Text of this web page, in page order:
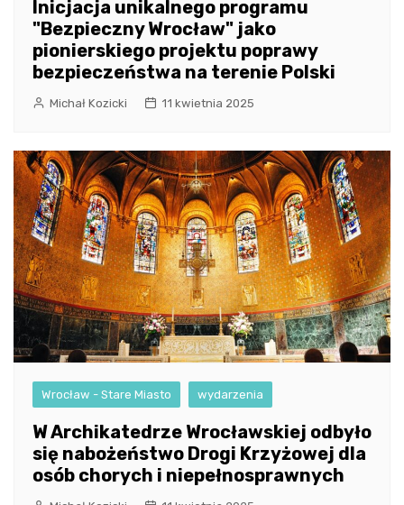
Inicjacja unikalnego programu
"Bezpieczny Wrocław" jako
pionierskiego projektu poprawy
bezpieczeństwa na terenie Polski
Michał Kozicki 11 kwietnia 2025
Wrocław - Stare Miasto wydarzenia
W Archikatedrze Wrocławskiej odbyło
się nabożeństwo Drogi Krzyżowej dla
osób chorych i niepełnosprawnych